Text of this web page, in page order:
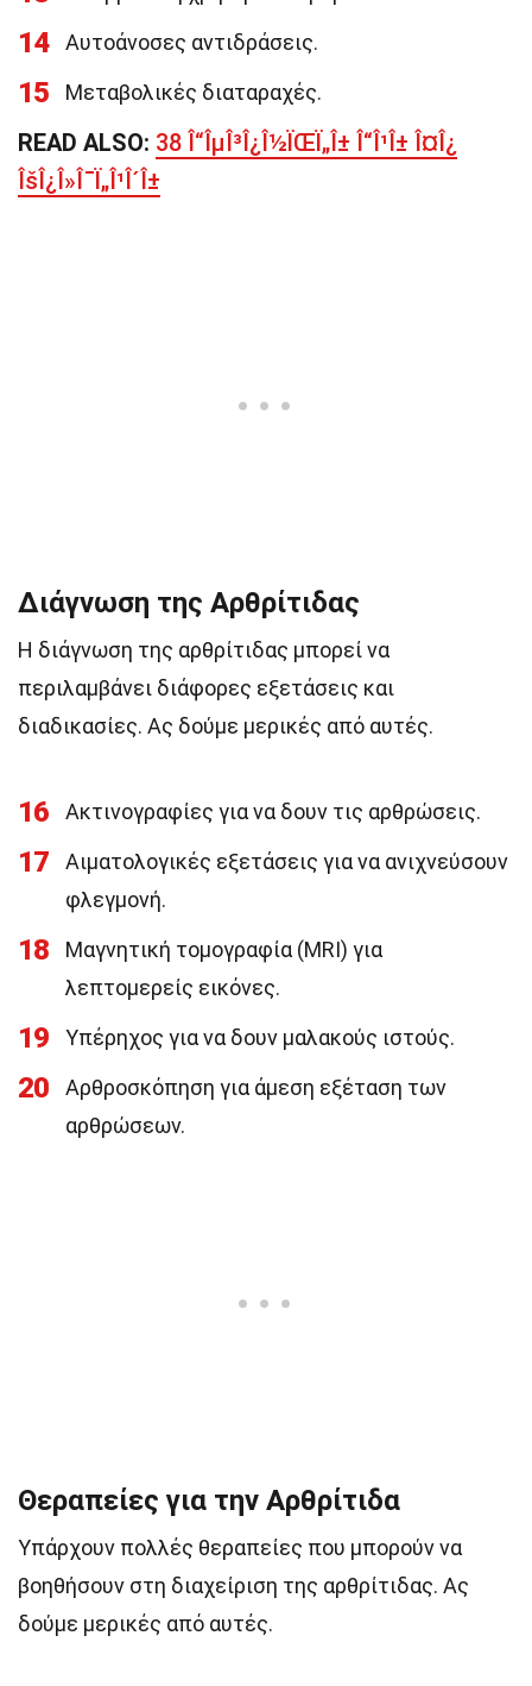
14 Αυτοάνοσες αντιδράσεις.
15 Μεταβολικές διαταραχές.
READ ALSO: 38 Î“ÎµÎ³Î¿Î½ÏŒÏ„Î± Î“Î¹Î± Î¤Î¿
ÎšÎ¿Î»Î¯Ï„Î¹Î´Î±
Διάγνωση της Αρθρίτιδας
Η διάγνωση της αρθρίτιδας μπορεί να
περιλαμβάνει διάφορες εξετάσεις και
διαδικασίες. Ας δούμε μερικές από αυτές.
16 Ακτινογραφίες για να δουν τις αρθρώσεις.
17
Αιματολογικές εξετάσεις για να ανιχνεύσουν
φλεγμονή.
18
Μαγνητική τομογραφία (MRI) για
λεπτομερείς εικόνες.
19 Υπέρηχος για να δουν μαλακούς ιστούς.
20
Αρθροσκόπηση για άμεση εξέταση των
αρθρώσεων.
Θεραπείες για την Αρθρίτιδα
Υπάρχουν πολλές θεραπείες που μπορούν να
βοηθήσουν στη διαχείριση της αρθρίτιδας. Ας
δούμε μερικές από αυτές.